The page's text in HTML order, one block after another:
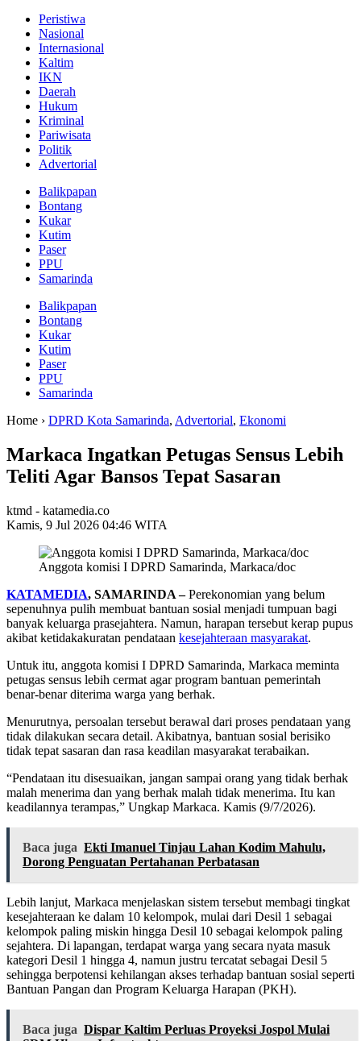
Peristiwa
Nasional
Internasional
Kaltim
IKN
Daerah
Hukum
Kriminal
Pariwisata
Politik
Advertorial
Balikpapan
Bontang
Kukar
Kutim
Paser
PPU
Samarinda
Balikpapan
Bontang
Kukar
Kutim
Paser
PPU
Samarinda
Home › DPRD Kota Samarinda, Advertorial, Ekonomi
Markaca Ingatkan Petugas Sensus Lebih
Teliti Agar Bansos Tepat Sasaran
ktmd - katamedia.co
Kamis, 9 Jul 2026 04:46 WITA
Anggota komisi I DPRD Samarinda, Markaca/doc
KATAMEDIA, SAMARINDA –Perekonomian yang belum
sepenuhnya pulih membuat bantuan sosial menjadi tumpuan bagi
banyak keluarga prasejahtera. Namun, harapan tersebut kerap pupus
akibat ketidakakuratan pendataan kesejahteraan masyarakat.
Untuk itu, anggota komisi I DPRD Samarinda, Markaca meminta
petugas sensus lebih cermat agar program bantuan pemerintah
benar-benar diterima warga yang berhak.
Menurutnya, persoalan tersebut berawal dari proses pendataan yang
tidak dilakukan secara detail. Akibatnya, bantuan sosial berisiko
tidak tepat sasaran dan rasa keadilan masyarakat terabaikan.
“Pendataan itu disesuaikan, jangan sampai orang yang tidak berhak
malah menerima dan yang berhak malah tidak menerima. Itu kan
keadilannya terampas,” Ungkap Markaca. Kamis (9/7/2026).
Baca juga Ekti Imanuel Tinjau Lahan Kodim Mahulu,
Dorong Penguatan Pertahanan Perbatasan
Lebih lanjut, Markaca menjelaskan sistem tersebut membagi tingkat
kesejahteraan ke dalam 10 kelompok, mulai dari Desil 1 sebagai
kelompok paling miskin hingga Desil 10 sebagai kelompok paling
sejahtera. Di lapangan, terdapat warga yang secara nyata masuk
kategori Desil 1 hingga 4, namun justru tercatat sebagai Desil 5
sehingga berpotensi kehilangan akses terhadap bantuan sosial seperti
Bantuan Pangan dan Program Keluarga Harapan (PKH).
Baca juga Dispar Kaltim Perluas Proyeksi Jospol Mulai